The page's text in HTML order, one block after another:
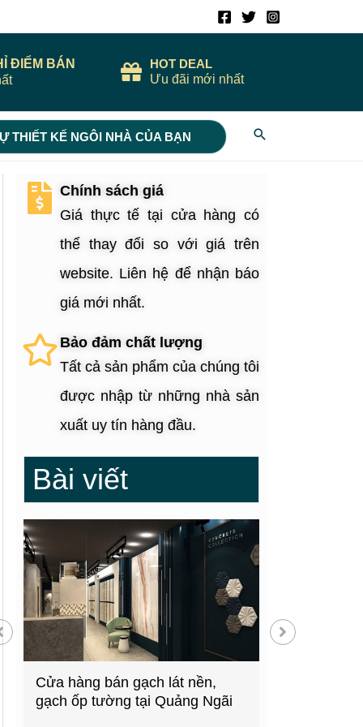
ĐIỂM BÁN
HOT DEAL
Ưu đãi mới nhất
THIẾT KẾ NGÔI NHÀ CỦA BẠN Search
Chính sách giá
Giá thực tế tại cửa hàng có
thể thay đổi so với giá trên
website. Liên hệ để nhận báo
giá mới nhất.
Bảo đảm chất lượng
Tất cả sản phẩm của chúng tôi
được nhập từ những nhà sản
xuất uy tín hàng đầu.
Bài viết
Cửa hàng bán gạch lát nền,
gạch ốp tường tại Quảng Ngãi